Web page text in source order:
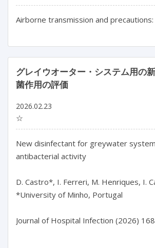
Airborne transmission and
グレイウオーター・システム用の
菌作用の評価
2026.02.23
☆
New disinfectant for greywater
antibacterial activity
D. Castro*, I. Ferreri, M. Henriques, I.
*University of Minho, Portugal
Journal of Hospital Infection (2026)